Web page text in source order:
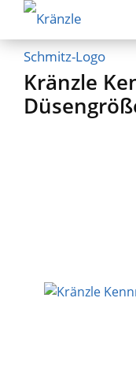
Kränzle